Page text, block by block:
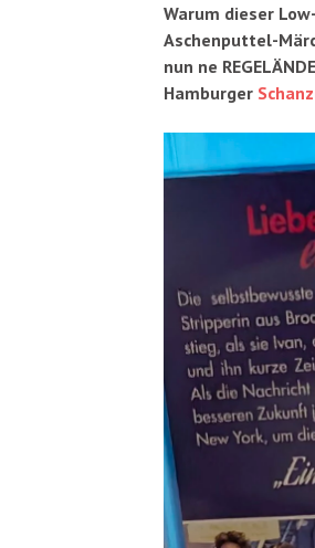
Warum dieser
Aschenputtel-
nun ne
Hamburger